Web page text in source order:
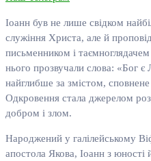
Іоанн був не лише свідком
служіння Христа, але й
письменником і
нього прозвучали слова: «Бог
найглибше за змістом,
Одкровення стала джерелом
добром і злом.
Народжений у галілейському
апостола Якова, Іоанн з